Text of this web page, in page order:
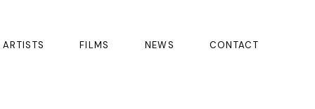
ARTISTS FILMS NEWS CONTACT